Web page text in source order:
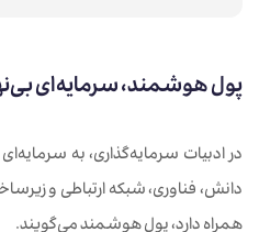
پول هوشمند، سرمایه‌ای
در ادبیات سرمایه‌گذاری، به
دانش، فناوری، شبکه ارتباطی و
همراه دارد، پول هوشمند می‌گویند.